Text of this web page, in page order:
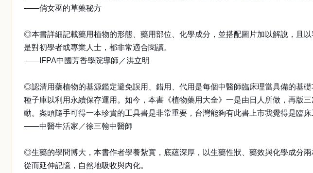
——俏女巫的草藥秘方
◎本書詳細記載藥用植物的形態、藥用部位、化學成分，並搭配圖片加以解說，且
是對初學者或專業人士，都非常適合閱讀。
——IFPA中國芳香學院導師／洪立明
◎認清用藥植物的基源鑑定避免誤用、錯用、代用是每個中醫師臨床理當具備的基
種子庫以利用永續保存運用。如今，本書《植物藥用大全》一是由日人所做，再版
動。案頭隨手可得一本珍貴的工具書是非常重要，台灣能夠有此書上市我覺得是臨床
——中醫生活家／徐三翰中醫師
◎生藥的學問博大，本書作者學養紮實，底蘊深厚，以生藥性狀、藥效與化學成分
從而延伸記憶，自然地吸收與內化。